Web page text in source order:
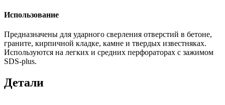
Использование
Предназначены для ударного сверления отверстий в бетоне,
граните, кирпичной кладке, камне и твердых известняках.
Используются на легких и средних перфораторах с зажимом
SDS-plus.
Детали